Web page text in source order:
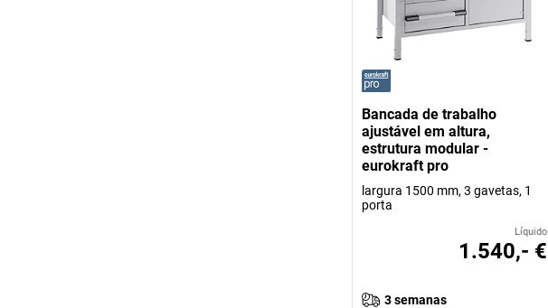
Bancada de trabalho
ajustável em altura,
estrutura modular -
eurokraft pro
largura 1500 mm, 3 gavetas, 1
porta
Líquido
1.540,- €
3 semanas